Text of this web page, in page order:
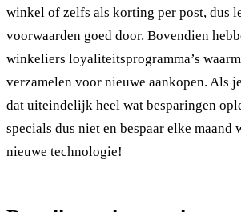
winkel of zelfs als korting per post, dus
voorwaarden goed door. Bovendien
winkeliers loyaliteitsprogramma’s
verzamelen voor nieuwe aankopen. Als
dat uiteindelijk heel wat besparingen
specials dus niet en bespaar elke maand
nieuwe technologie!